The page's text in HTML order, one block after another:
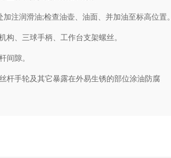
润滑油;检查油壶、油面、并加油至标高位置。
、三球手柄、工作台支架螺丝。
隙。
手轮及其它暴露在外易生锈的部位涂油防腐